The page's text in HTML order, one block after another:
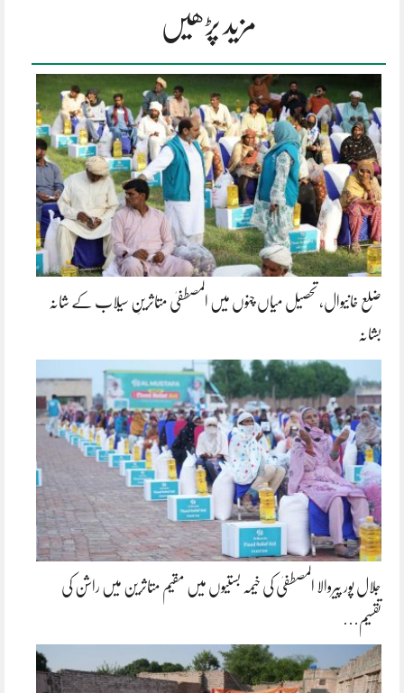
مزید پڑھیں
ضلع خانیوال، تحصیل میاں چنوں میں المصطفیٰ متاثرینِ سیلاب کے شانہ
بشانہ
جلال پور پیروالا المصطفیٰ کی خیمہ بستیوں میں مقیم متاثرین میں راشن کی
تقسیم…